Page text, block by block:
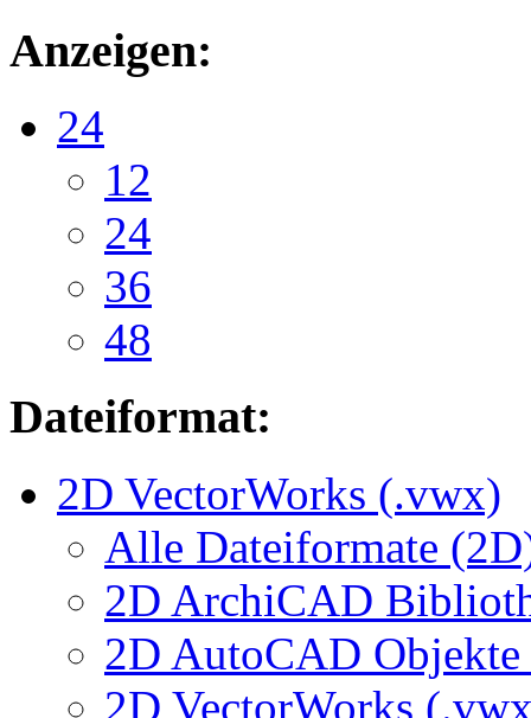
Anzeigen:
24
12
24
36
48
Dateiformat:
2D VectorWorks (.vwx)
Alle Dateiformate
2D ArchiCAD
2D AutoCAD
2D VectorWorks